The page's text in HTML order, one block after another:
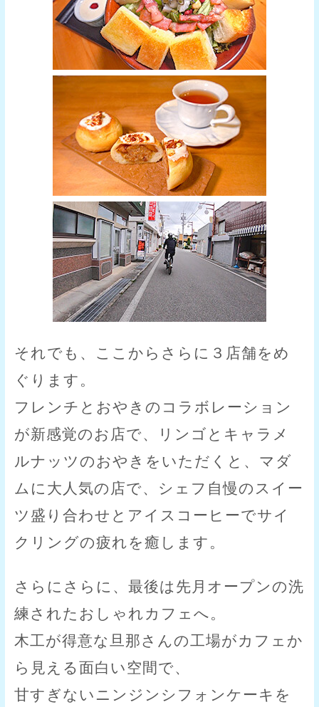
それでも、ここからさらに３店舗をめ
ぐります。
フレンチとおやきのコラボレーション
が新感覚のお店で、リンゴとキャラメ
ルナッツのおやきをいただくと、マダ
ムに大人気の店で、シェフ自慢のスイー
ツ盛り合わせとアイスコーヒーでサイ
クリングの疲れを癒します。
さらにさらに、最後は先月オープンの洗
練されたおしゃれカフェへ。
木工が得意な旦那さんの工場がカフェか
ら見える面白い空間で、
甘すぎないニンジンシフォンケーキを